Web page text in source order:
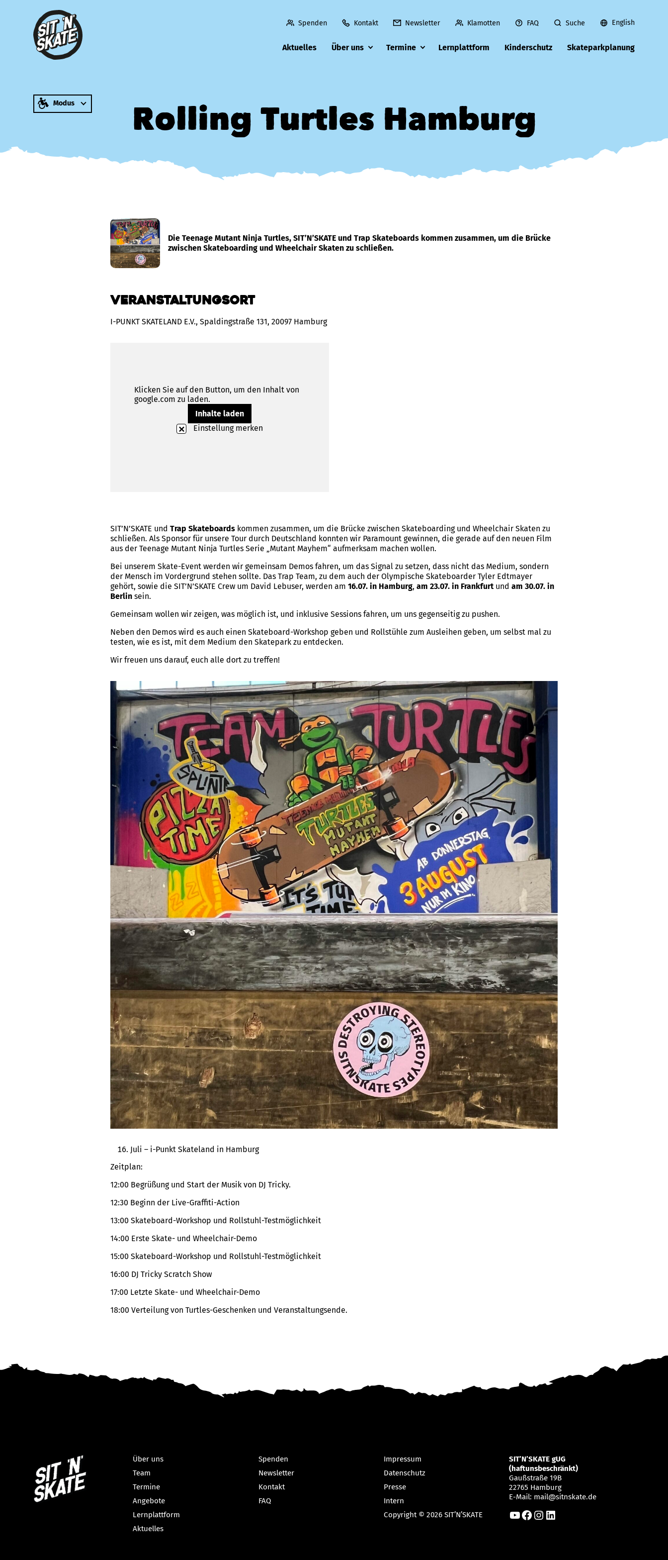
Modus
Aktuelles Über uns Termine Lernplattform Kinderschutz Skateparkplanung
Spenden Kontakt Newsletter Klamotten FAQ Suche English
Rolling Turtles Hamburg
Die Teenage Mutant Ninja Turtles, SIT’N’SKATE und Trap Skateboards kommen zusammen, um die Brücke
zwischen Skateboarding und Wheelchair Skaten zu schließen.
Veranstaltungsort
I-PUNKT SKATELAND E.V., Spaldingstraße 131, 20097 Hamburg
Klicken Sie auf den Button, um den Inhalt von
google.com zu laden.
Inhalte laden
Einstellung merken
SIT’N’SKATE und Trap Skateboards kommen zusammen, um die Brücke zwischen Skateboarding und Wheelchair Skaten zu
schließen. Als Sponsor für unsere Tour durch Deutschland konnten wir Paramount gewinnen, die gerade auf den neuen Film
aus der Teenage Mutant Ninja Turtles Serie „Mutant Mayhem“ aufmerksam machen wollen.
Bei unserem Skate-Event werden wir gemeinsam Demos fahren, um das Signal zu setzen, dass nicht das Medium, sondern
der Mensch im Vordergrund stehen sollte. Das Trap Team, zu dem auch der Olympische Skateboarder Tyler Edtmayer
gehört, sowie die SIT’N’SKATE Crew um David Lebuser, werden am 16.07. in Hamburg, am 23.07. in Frankfurtund am 30.07. in
Berlin sein.
Gemeinsam wollen wir zeigen, was möglich ist, und inklusive Sessions fahren, um uns gegenseitig zu pushen.
Neben den Demos wird es auch einen Skateboard-Workshop geben und Rollstühle zum Ausleihen geben, um selbst mal zu
testen, wie es ist, mit dem Medium den Skatepark zu entdecken.
Wir freuen uns darauf, euch alle dort zu treffen!
Juli – i-Punkt Skateland in Hamburg
Zeitplan:
12:00 Begrüßung und Start der Musik von DJ Tricky.
12:30 Beginn der Live-Graffiti-Action
13:00 Skateboard-Workshop und Rollstuhl-Testmöglichkeit
14:00 Erste Skate- und Wheelchair-Demo
15:00 Skateboard-Workshop und Rollstuhl-Testmöglichkeit
16:00 DJ Tricky Scratch Show
17:00 Letzte Skate- und Wheelchair-Demo
18:00 Verteilung von Turtles-Geschenken und Veranstaltungsende.
Über uns
Team
Termine
Angebote
Lernplattform
Aktuelles
Spenden
Newsletter
Kontakt
FAQ
Impressum
Datenschutz
Presse
Intern
Copyright © 2026 SIT’N’SKATE
SIT’N’SKATE gUG
(haftunsbeschränkt)
Gaußstraße 19B
22765 Hamburg
E-Mail: mail@sitnskate.de
YouTube Facebook Instagram LinkedIn